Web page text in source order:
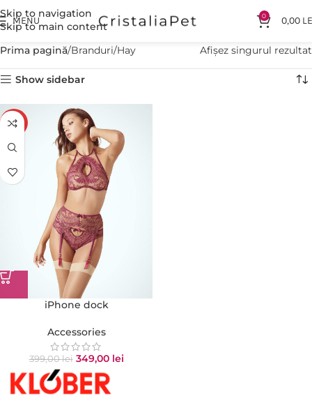
Skip to navigation
Skip to main content
MENU 0 0,00
Prima pagină Branduri Hay Afișez singurul rezultat
Show sidebar
-13%
iPhone dock
Accessories
399,00lei 349,00 lei